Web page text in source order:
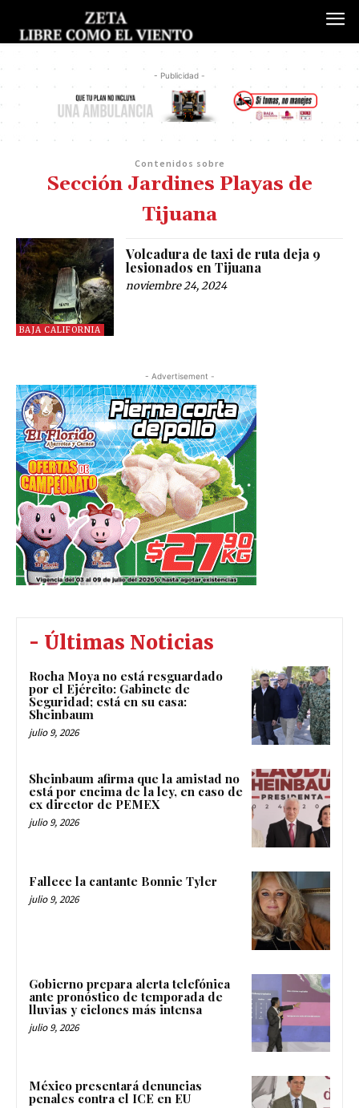
- Publicidad -
Contenidos sobre
Sección Jardines Playas de
Tijuana
BAJA CALIFORNIA
Volcadura de taxi de ruta deja 9
lesionados en Tijuana
noviembre 24, 2024
- Advertisement -
- Últimas Noticias
Rocha Moya no está resguardado
por el Ejército: Gabinete de
Seguridad; está en su casa:
Sheinbaum
julio 9, 2026
Sheinbaum afirma que la amistad no
está por encima de la ley, en caso de
ex director de PEMEX
julio 9, 2026
Fallece la cantante Bonnie Tyler
julio 9, 2026
Gobierno prepara alerta telefónica
ante pronóstico de temporada de
lluvias y ciclones más intensa
julio 9, 2026
México presentará denuncias
penales contra el ICE en EU